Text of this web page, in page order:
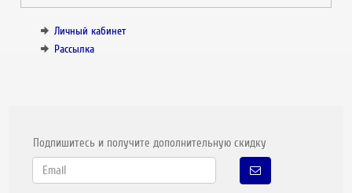
Личный кабинет
Рассылка
Подпишитесь и получите дополнительную скидку